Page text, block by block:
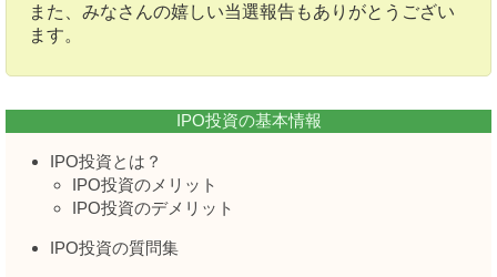
また、みなさんの嬉しい当選報告もありがとうござい
ます。
IPO投資の基本情報
IPO投資とは？
IPO投資のメリット
IPO投資のデメリット
IPO投資の質問集